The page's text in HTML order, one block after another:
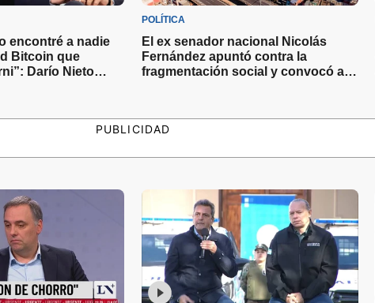
encontré a nadie
Bitcoin que
Darío Nieto
POLÍTICA
El ex senador nacional Nicolás
Fernández apuntó contra la
fragmentación social y convocó a
PUBLICIDAD